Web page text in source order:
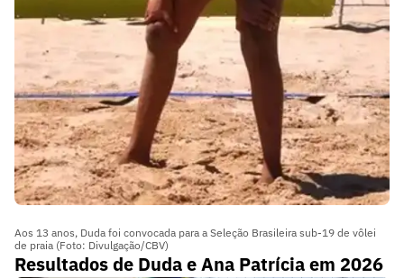
Aos 13 anos, Duda foi convocada para a Seleção Brasileira sub-19 de vôlei
de praia (Foto: Divulgação/CBV)
Resultados de Duda e Ana Patrícia em 2026